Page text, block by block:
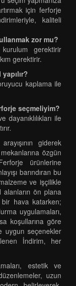
için ferforje
kaliteli
zor mu?
gerektirir
gerektirir.
kaplama ile
seçmeliyim?
ile
giderek
özgün
ürünlerine
barındıran bu
ve işçilikle
alanların ön plana
bir hava katarken;
uygulamaları,
koşullarına göre
uygun seçenekler
İndirim, her
estetik ve
uzun